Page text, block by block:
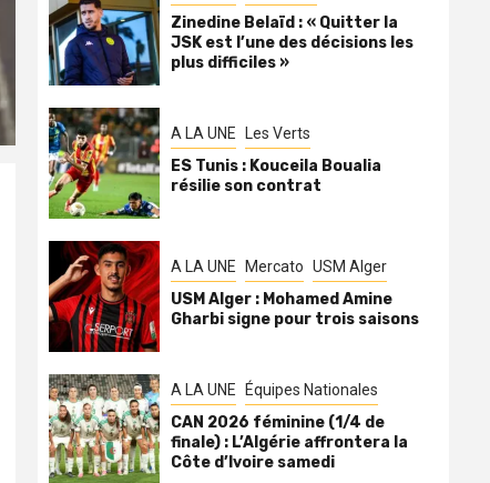
Zinedine Belaïd : « Quitter la
JSK est l’une des décisions les
plus difficiles »
A LA UNE Les Verts
ES Tunis : Kouceila Boualia
résilie son contrat
A LA UNE Mercato USM Alger
USM Alger : Mohamed Amine
Gharbi signe pour trois saisons
A LA UNE Équipes Nationales
CAN 2026 féminine (1/4 de
finale) : L’Algérie affrontera la
Côte d’Ivoire samedi